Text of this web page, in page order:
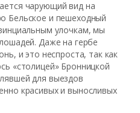
чарующий вид на
Бельское и пешеходный
улочкам, мы
Даже на гербе
и это неспроста, так как
«столицей» Бронницкой
для выездов
красивых и выносливых